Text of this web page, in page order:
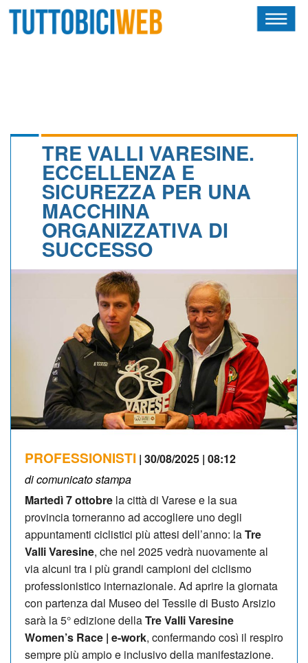
CALENDARIO
ALBI D'ORO
TRE VALLI VARESINE.
ECCELLENZA E
SICUREZZA PER UNA
MACCHINA
ORGANIZZATIVA DI
SUCCESSO
PROFESSIONISTI | 30/08/2025 | 08:12
di comunicato stampa
Martedì 7 ottobre la città di Varese e la sua
provincia torneranno ad accogliere uno degli
appuntamenti ciclistici più attesi dell’anno: laTre
Valli Varesine, che nel 2025 vedrà nuovamente al
via alcuni tra i più grandi campioni del ciclismo
professionistico internazionale. Ad aprire la giornata
con partenza dal Museo del Tessile di Busto Arsizio
sarà la 5° edizione dellaTre Valli Varesine
Women’s Race | e-work, confermando così il respiro
sempre più ampio e inclusivo della manifestazione.